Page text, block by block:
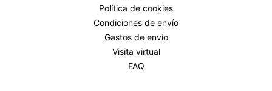
Política de cookies
Condiciones de envío
Gastos de envío
Visita virtual
FAQ